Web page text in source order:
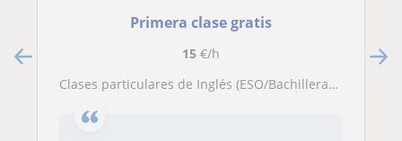
Primera clase gratis
15€/h
Clases particulares de Inglés (ESO/Bachillerato)